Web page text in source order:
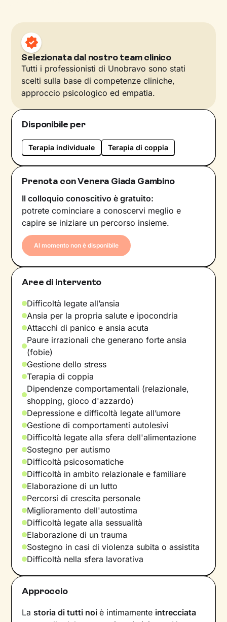
Selezionata dal nostro team clinico
Tutti i professionisti di Unobravo sono stati
scelti sulla base di competenze cliniche,
approccio psicologico ed empatia.
Disponibile per
Terapia individuale Terapia di coppia
Prenota con Venera Giada Gambino
Il colloquio conoscitivo è gratuito:
potrete cominciare a conoscervi meglio e
capire se iniziare un percorso insieme.
Al momento non è disponibile
Aree di intervento
Difficoltà legate all’ansia
Ansia per la propria salute e ipocondria
Attacchi di panico e ansia acuta
Paure irrazionali che generano forte ansia
(fobie)
Gestione dello stress
Terapia di coppia
Dipendenze comportamentali (relazionale,
shopping, gioco d'azzardo)
Depressione e difficoltà legate all’umore
Gestione di comportamenti autolesivi
Difficoltà legate alla sfera dell'alimentazione
Sostegno per autismo
Difficoltà psicosomatiche
Difficoltà in ambito relazionale e familiare
Elaborazione di un lutto
Percorsi di crescita personale
Miglioramento dell'autostima
Difficoltà legate alla sessualità
Elaborazione di un trauma
Sostegno in casi di violenza subita o assistita
Difficoltà nella sfera lavorativa
Approccio
La storia di tutti noiè intimamente intrecciata